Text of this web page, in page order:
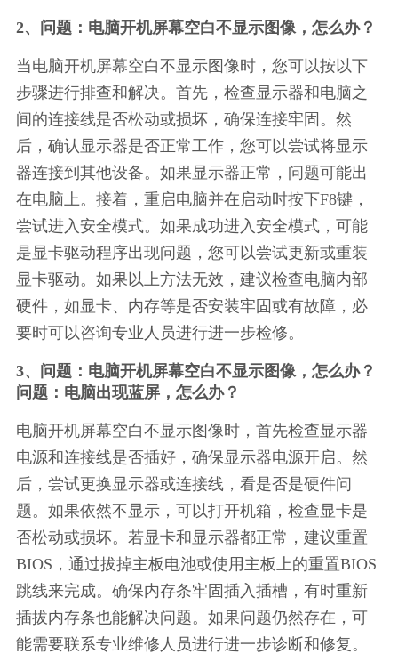
2、问题：电脑开机屏幕空白不显示图像，怎么办？
当电脑开机屏幕空白不显示图像时，您可以按以下
步骤进行排查和解决。首先，检查显示器和电脑之
间的连接线是否松动或损坏，确保连接牢固。然
后，确认显示器是否正常工作，您可以尝试将显示
器连接到其他设备。如果显示器正常，问题可能出
在电脑上。接着，重启电脑并在启动时按下F8键，
尝试进入安全模式。如果成功进入安全模式，可能
是显卡驱动程序出现问题，您可以尝试更新或重装
显卡驱动。如果以上方法无效，建议检查电脑内部
硬件，如显卡、内存等是否安装牢固或有故障，必
要时可以咨询专业人员进行进一步检修。
3、问题：电脑开机屏幕空白不显示图像，怎么办？
问题：电脑出现蓝屏，怎么办？
电脑开机屏幕空白不显示图像时，首先检查显示器
电源和连接线是否插好，确保显示器电源开启。然
后，尝试更换显示器或连接线，看是否是硬件问
题。如果依然不显示，可以打开机箱，检查显卡是
否松动或损坏。若显卡和显示器都正常，建议重置
BIOS，通过拔掉主板电池或使用主板上的重置BIOS
跳线来完成。确保内存条牢固插入插槽，有时重新
插拔内存条也能解决问题。如果问题仍然存在，可
能需要联系专业维修人员进行进一步诊断和修复。